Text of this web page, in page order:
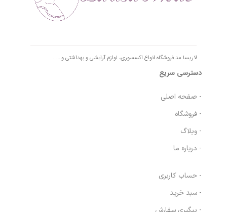
لاریسا مد فروشگاه انواع اکسسوری، لوازم آرایشی و بهداشتی و … .
دسترسی سریع
- صفحه اصلی
- فروشگاه
- وبلاگ
- درباره ما
- حساب کاربری
- سبد خرید